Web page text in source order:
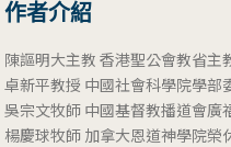
作者介紹
陳謳明大主教 香港聖公會教省主
卓新平教授 中國社會科學院學部
吳宗文牧師 中國基督教播道會廣
楊慶球牧師 加拿大恩道神學院榮